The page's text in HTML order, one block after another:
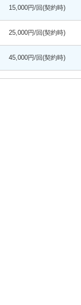
15,000円/回(契約時)
25,000円/回(契約時)
45,000円/回(契約時)